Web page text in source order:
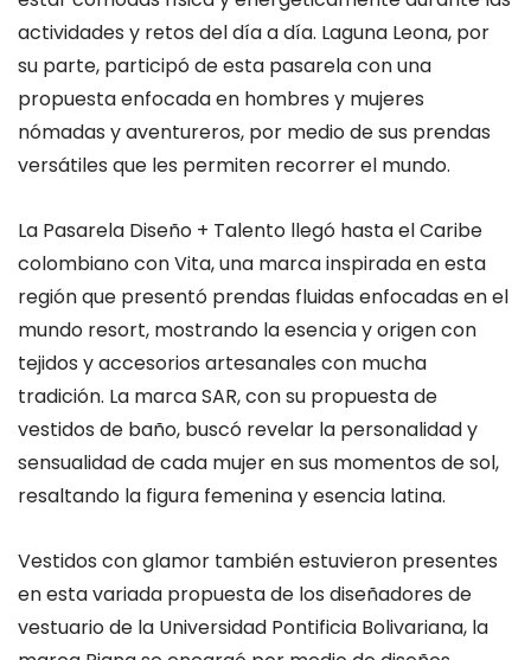
actividades y retos del día a día. Laguna Leona, por
su parte, participó de esta pasarela con una
propuesta enfocada en hombres y mujeres
nómadas y aventureros, por medio de sus prendas
versátiles que les permiten recorrer el mundo.
La Pasarela Diseño + Talento llegó hasta el Caribe
colombiano con Vita, una marca inspirada en esta
región que presentó prendas fluidas enfocadas en el
mundo resort, mostrando la esencia y origen con
tejidos y accesorios artesanales con mucha
tradición. La marca SAR, con su propuesta de
vestidos de baño, buscó revelar la personalidad y
sensualidad de cada mujer en sus momentos de sol,
resaltando la figura femenina y esencia latina.
Vestidos con glamor también estuvieron presentes
en esta variada propuesta de los diseñadores de
vestuario de la Universidad Pontificia Bolivariana, la